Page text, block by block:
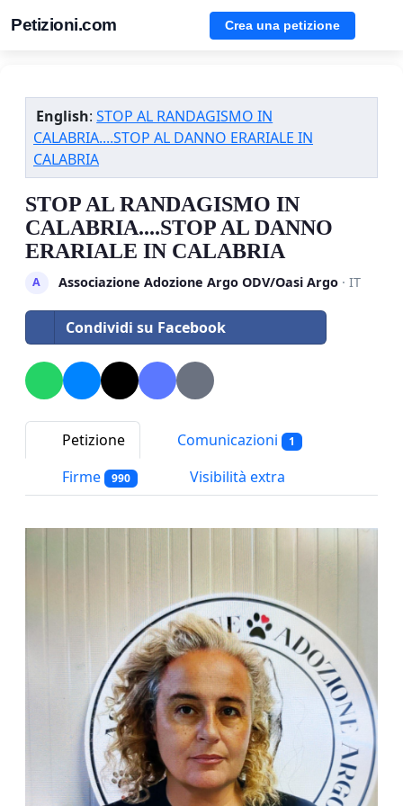
Petizioni.com Crea una petizione
English:STOP AL RANDAGISMO IN
CALABRIA....STOP AL DANNO ERARIALE IN
CALABRIA
STOP AL RANDAGISMO IN
CALABRIA....STOP AL DANNO
ERARIALE IN CALABRIA
A Associazione Adozione Argo ODV/Oasi Argo· IT
Condividi su Facebook
Petizione Comunicazioni 1
Firme 990 Visibilità extra